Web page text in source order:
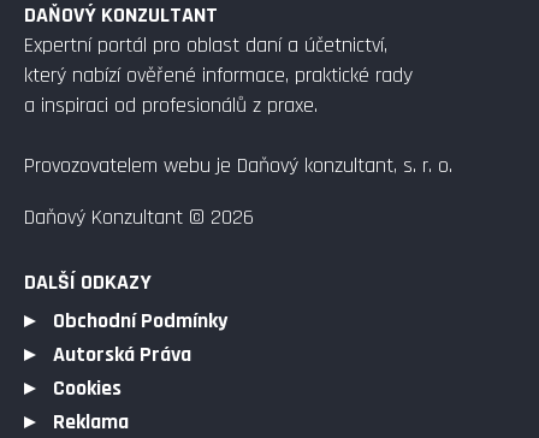
DAŇOVÝ KONZULTANT
Expertní portál pro oblast daní a účetnictví,
který nabízí ověřené informace, praktické rady
a inspiraci od profesionálů z praxe.
Provozovatelem webu je Daňový konzultant, s. r. o.
Daňový Konzultant © 2026
DALŠÍ ODKAZY
Obchodní Podmínky
Autorská Práva
Cookies
Reklama